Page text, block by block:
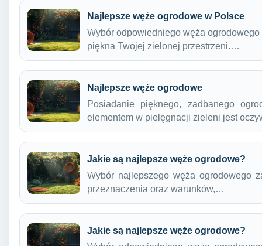
Najlepsze węże ogrodowe w Polsce
Wybór odpowiedniego węża
piękna Twojej zielonej przestrzeni.…
Najlepsze węże ogrodowe
Posiadanie pięknego, zadbanego
elementem w pielęgnacji zieleni jest
Jakie są najlepsze węże ogrodowe?
Wybór najlepszego węża ogrodowego
przeznaczenia oraz warunków,…
Jakie są najlepsze węże ogrodowe?